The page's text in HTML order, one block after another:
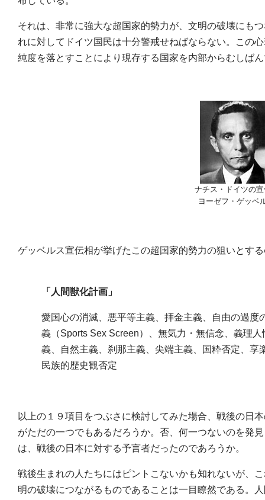
それは、非常に強大な超国家的勢力が、文明の破壊にも
れに対してドイツ国民は十分警戒せねばならない。この
純度を落とすことにより現存する国家を内部からむしば
ナチス・ドイツの
ヨーゼフ・ゲッベ
ゲッベルス宣伝相が挙げたこの超国家的勢力の狙いとす
「人間獣化計画」
愛国心の消滅、悪平等主義、拝金主義、自由の過度
義（Sports Sex Screen）、無気力・無信念、義理
義、自然主義、刹那主義、尖端主義、国粋否定、享
民族的歴史観否定
以上の１９項目をつぶさに検討してみた場合、戦後の日
がただの一つでもあるだろうか。否、何一つないのを発
は、戦後の日本に対する予言者だったのであろうか。
戦後生まれの人たちにはピントこないかも知れないが、
明の破壊につながるものであることは一目瞭然である。